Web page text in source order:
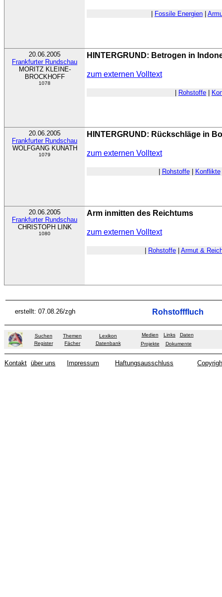
Fossile Energien
20.06.2005
Frankfurter Rundschau
MORITZ KLEINE-
BROCKHOFF
1078
HINTERGRUND: Betrogen in
zum externen Volltext
Rohstoffe
20.06.2005
Frankfurter Rundschau
WOLFGANG KUNATH
1079
HINTERGRUND: Rückschläge in
zum externen Volltext
Rohstoffe| Konflikte
20.06.2005
Frankfurter Rundschau
CHRISTOPH LINK
1080
Arm inmitten des Reichtums
zum externen Volltext
Rohstoffe Armut &
erstellt: 07.08.26/zgh Rohstofffluch
Suchen Themen
Lexikon
Register
Fächer Datenbank
Medien Links
Daten
Projekte
Dokumente
Kontakt über uns Impressum Haftungsausschluss